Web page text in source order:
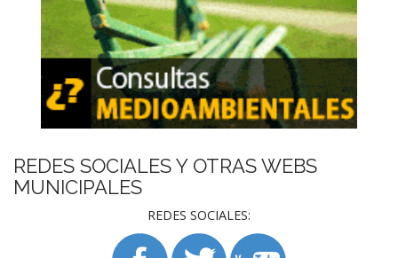
REDES SOCIALES Y OTRAS WEBS
MUNICIPALES
REDES SOCIALES: